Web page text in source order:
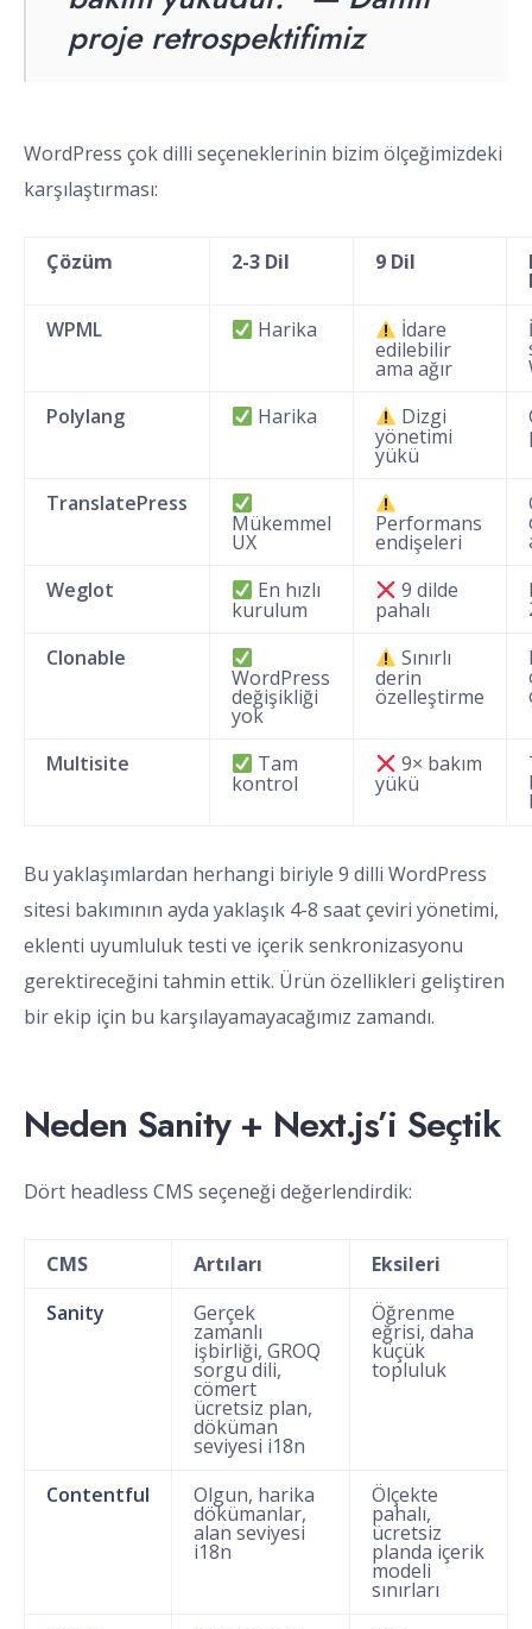
proje retrospektifimiz
WordPress çok dilli seçeneklerinin bizim ölçeğimizdeki
karşılaştırması:
Çözüm 2-3 Dil 9 Dil
WPML
Harika İdare
edilebilir
ama ağır
Polylang
Harika Dizgi
yönetimi
yükü
TranslatePress
Mükemmel
UX
Performans
endişeleri
Weglot
En hızlı
kurulum
9 dilde
pahalı
Clonable
WordPress
değişikliği
yok
Sınırlı
derin
özelleştirme
Multisite Tam
kontrol
9× bakım
yükü
Bu yaklaşımlardan herhangi biriyle 9 dilli WordPress
sitesi bakımının ayda yaklaşık 4-8 saat çeviri yönetimi,
eklenti uyumluluk testi ve içerik senkronizasyonu
gerektireceğini tahmin ettik. Ürün özellikleri geliştiren
bir ekip için bu karşılayamayacağımız zamandı.
Neden Sanity + Next.js’i Seçtik
Dört headless CMS seçeneği değerlendirdik:
CMS Artıları
Eksileri
Sanity
Gerçek
zamanlı
işbirliği, GROQ
sorgu dili,
cömert
ücretsiz plan,
döküman
seviyesi i18n
Öğrenme
eğrisi, daha
küçük
topluluk
Contentful Olgun, harika
dökümanlar,
alan seviyesi
i18n
Ölçekte
pahalı,
ücretsiz
planda içerik
modeli
sınırları